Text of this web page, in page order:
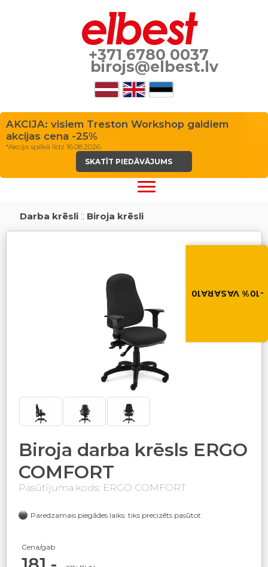
Vasara nāk ar
-10% VASARA10
+371 6780 0037
birojs@elbest.lv
AKCIJA: visiem Treston Workshop galdiem
akcijas cena -25%
*Akcija spēkā līdz 16.08.2026.
SKATĪT PIEDĀVĀJUMS
Darba krēsli:: Biroja krēsli
Biroja darba krēsls ERGO
COMFORT
Pasūtījuma kods: ERGO COMFORT
Paredzamais piegādes laiks: tiks precizēts pasūtot
Cena/gab